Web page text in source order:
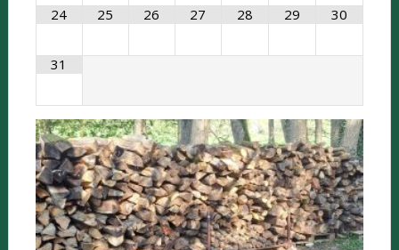
24 25 26 27 28 29 30
31